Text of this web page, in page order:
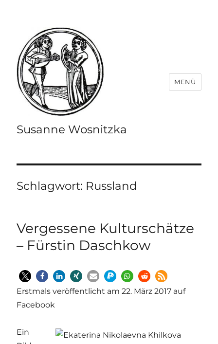
Susanne Wosnitzka
MENÜ
Schlagwort: Russland
Vergessene Kulturschätze
– Fürstin Daschkow
Erstmals veröffentlicht am 22. März 2017 auf
Facebook
Ein